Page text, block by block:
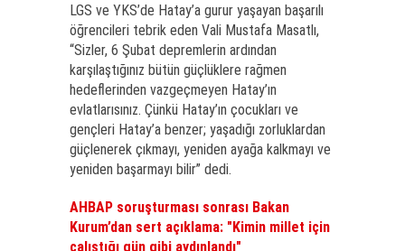
LGS ve YKS’de Hatay’a gurur yaşayan başarılı
öğrencileri tebrik eden Vali Mustafa Masatlı,
“Sizler, 6 Şubat depremlerin ardından
karşılaştığınız bütün güçlüklere rağmen
hedeflerinden vazgeçmeyen Hatay’ın
evlatlarısınız. Çünkü Hatay’ın çocukları ve
gençleri Hatay’a benzer; yaşadığı zorluklardan
güçlenerek çıkmayı, yeniden ayağa kalkmayı ve
yeniden başarmayı bilir” dedi.
AHBAP soruşturması sonrası Bakan
Kurum’dan sert açıklama: "Kimin millet için
çalıştığı gün gibi aydınlandı"